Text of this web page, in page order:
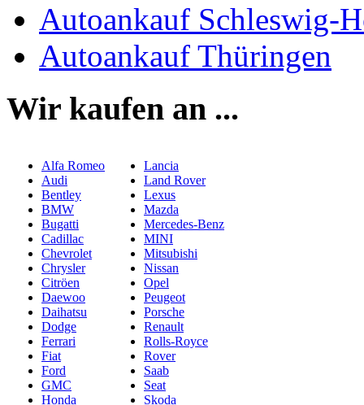
Autoankauf Schleswig-
Autoankauf Thüringen
Wir kaufen an ...
Alfa Romeo
Audi
Bentley
BMW
Bugatti
Cadillac
Chevrolet
Chrysler
Citröen
Daewoo
Daihatsu
Dodge
Ferrari
Fiat
Ford
GMC
Honda
Lancia
Land Rover
Lexus
Mazda
Mercedes-Benz
MINI
Mitsubishi
Nissan
Opel
Peugeot
Porsche
Renault
Rolls-Royce
Rover
Saab
Seat
Skoda